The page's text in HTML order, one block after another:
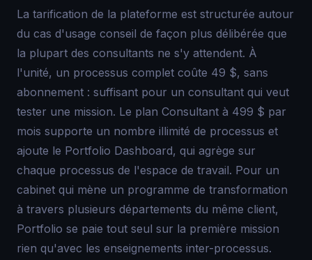
La tarification de la plateforme est structurée autour
du cas d'usage conseil de façon plus délibérée que
la plupart des consultants ne s'y attendent. À
l'unité, un processus complet coûte 49 $, sans
abonnement : suffisant pour un consultant qui veut
tester une mission. Le plan Consultant à 499 $ par
mois supporte un nombre illimité de processus et
ajoute le Portfolio Dashboard, qui agrège sur
chaque processus de l'espace de travail. Pour un
cabinet qui mène un programme de transformation
à travers plusieurs départements du même client,
Portfolio se paie tout seul sur la première mission
rien qu'avec les enseignements inter-processus.